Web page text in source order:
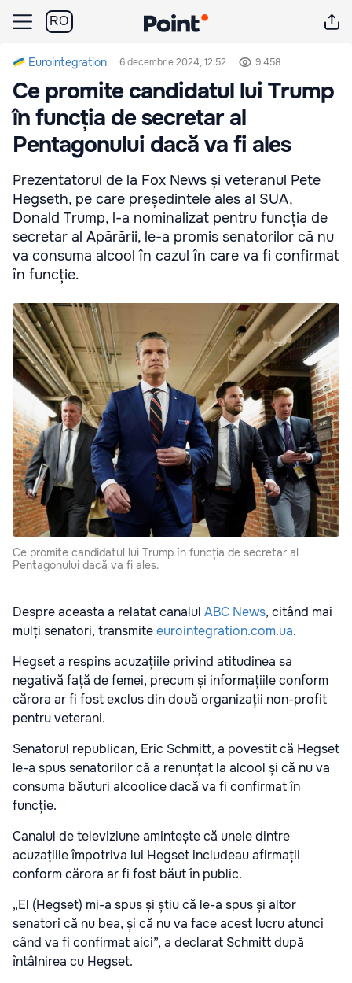
RO
Eurointegration 6 decembrie 2024, 12:52 9 458
Ce promite candidatul lui Trump
în funcția de secretar al
Pentagonului dacă va fi ales
Prezentatorul de la Fox News și veteranul Pete
Hegseth, pe care președintele ales al SUA,
Donald Trump, l-a nominalizat pentru funcția de
secretar al Apărării, le-a promis senatorilor că nu
va consuma alcool în cazul în care va fi confirmat
în funcție.
Ce promite candidatul lui Trump în funcția de secretar al
Pentagonului dacă va fi ales.
Despre aceasta a relatat canalul ABC News, citând mai
mulți senatori, transmiteeurointegration.com.ua.
Hegset a respins acuzațiile privind atitudinea sa
negativă față de femei, precum și informațiile conform
cărora ar fi fost exclus din două organizații non-profit
pentru veterani.
Senatorul republican, Eric Schmitt, a povestit că Hegset
le-a spus senatorilor că a renunțat la alcool și că nu va
consuma băuturi alcoolice dacă va fi confirmat în
funcție.
Canalul de televiziune amintește că unele dintre
acuzațiile împotriva lui Hegset includeau afirmații
conform cărora ar fi fost băut în public.
„El (Hegset) mi-a spus și știu că le-a spus și altor
senatori că nu bea, și că nu va face acest lucru atunci
când va fi confirmat aici”, a declarat Schmitt după
întâlnirea cu Hegset.